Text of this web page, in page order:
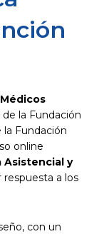
la Fundación
la Fundación
online
Asistencial y
respuesta a los
con un